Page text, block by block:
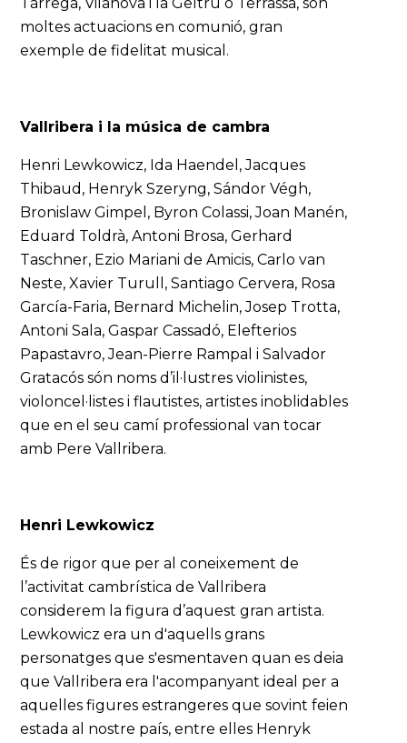
moltes actuacions en comunió, gran
exemple de fidelitat musical.
Vallribera i la música de cambra
Henri Lewkowicz, Ida Haendel, Jacques
Thibaud, Henryk Szeryng, Sándor Végh,
Bronislaw Gimpel, Byron Colassi, Joan Manén,
Eduard Toldrà, Antoni Brosa, Gerhard
Taschner, Ezio Mariani de Amicis, Carlo van
Neste, Xavier Turull, Santiago Cervera, Rosa
García-Faria, Bernard Michelin, Josep Trotta,
Antoni Sala, Gaspar Cassadó, Elefterios
Papastavro, Jean-Pierre Rampal i Salvador
Gratacós són noms d’il·lustres violinistes,
violoncel·listes i flautistes, artistes inoblidables
que en el seu camí professional van tocar
amb Pere Vallribera.
Henri Lewkowicz
És de rigor que per al coneixement de
l’activitat cambrística de Vallribera
considerem la figura d’aquest gran artista.
Lewkowicz era un d'aquells grans
personatges que s'esmentaven quan es deia
que Vallribera era l'acompanyant ideal per a
aquelles figures estrangeres que sovint feien
estada al nostre país, entre elles Henryk